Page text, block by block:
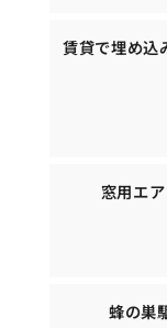
賃貸で埋め込
窓用エ
蜂の巣